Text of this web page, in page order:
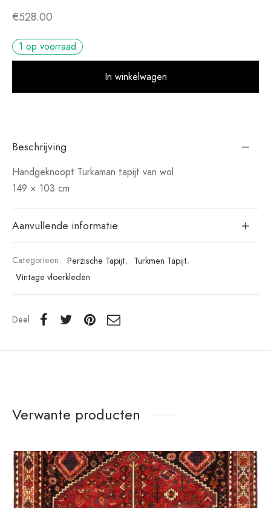
€528.00
1 op voorraad
In winkelwagen
Beschrijving
Handgeknoopt Turkaman tapijt van wol
149 × 103 cm
Aanvullende informatie
Categorieën: Perzische Tapijt, Turkmen Tapijt,
Vintage vloerkleden
Deel
Verwante producten